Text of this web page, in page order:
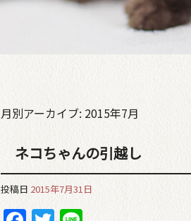
月別アーカイブ: 2015年7月
ネコちゃんの引越し
投稿日 2015年7月31日